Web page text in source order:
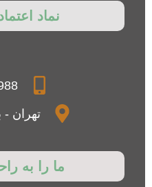
نماد
تهران -
ما را به